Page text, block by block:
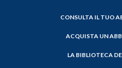
CONSULTA IL TUO
ACQUISTA UN
LA BIBLIOTECA